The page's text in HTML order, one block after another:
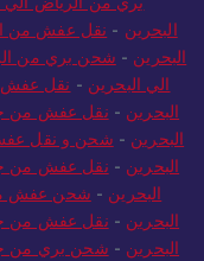
البحرين - نقل عفش من
البحرين - شحن بري من
الي البحرين - نقل عفش
البحرين - نقل عفش من
البحرين - شحن و نقل
البحرين - نقل عفش من
البحرين - شحن عفش
البحرين - نقل عفش من
البحرين - شحن بري من